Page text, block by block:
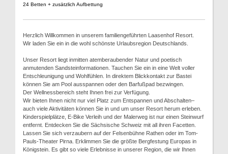
24 Betten + zusätzlich Aufbettung
Herzlich Willkommen in unserem familiengeführten Laasenhof Resort.
Wir laden Sie ein in die wohl schönste Urlaubsregion Deutschlands.
Unser Resort liegt inmitten atemberaubender Natur und poetisch
anmutenden Sandsteinformationen. Tauchen Sie ein in eine Welt voller
Entschleunigung und Wohlfühlen. In direktem Blickkontakt zur Bastei
können Sie am Pool ausspannen oder den Barfußpad bezwingen.
Der Wellnessbereich steht Ihnen frei zur Verfügung.
Wir bieten Ihnen nicht nur viel Platz zum Entspannen und Abschalten–
auch viele Aktivitäten können Sie in und um unser Resort herum erleben.
Kinderspielplätze, E-Bike Verleih und der Malerweg ist nur einen Steinwurf
entfernt. Entdecken Sie die Sächsische Schweiz mit all ihren Facetten.
Lassen Sie sich verzaubern auf der Felsenbühne Rathen oder im Tom-
Pauls-Theater Pirna. Erklimmen Sie die größte Bergfestung Europas in
Königstein. Es gibt so viele Erlebnisse in unserer Region, die wir Ihnen